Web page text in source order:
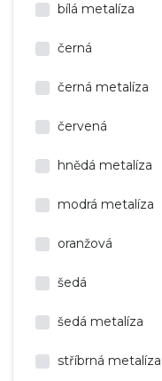
bílá metalíza
černá
černá metalíza
červená
hnědá metalíza
modrá metalíza
oranžová
šedá
šedá metalíza
stříbrná metalíza